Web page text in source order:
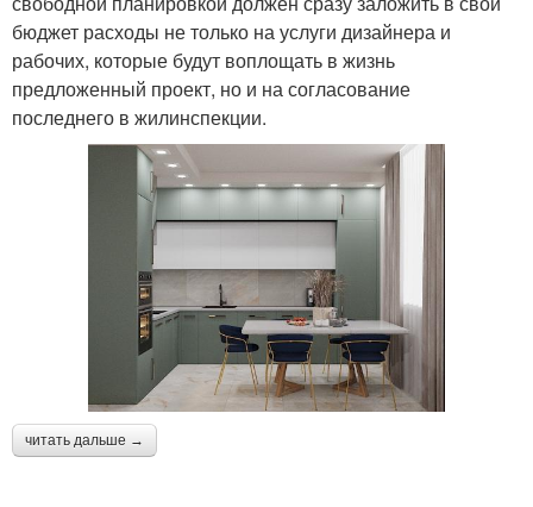
бюджет расходы не только на услуги дизайнера и
рабочих, которые будут воплощать в жизнь
предложенный проект, но и на согласование
последнего в жилинспекции.
читать дальше →